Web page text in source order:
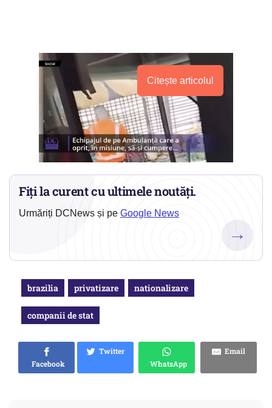
Citește articolul
Fiți la curent cu ultimele noutăți.
Urmăriți DCNews și pe Google News
→
brazilia privatizare nationalizare
companii de stat
Facebook
Twitter
WhatsApp
Email